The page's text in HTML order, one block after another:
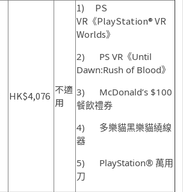
HK$4,076
不適
用
1) PS
VR《PlayStation® VR
Worlds》
2) PS VR《Until
Dawn:Rush of Blood》
3) McDonald’s $100
餐飲禮券
4) 多樂貓黑樂貓繞線
器
5) PlayStation® 萬用
刀